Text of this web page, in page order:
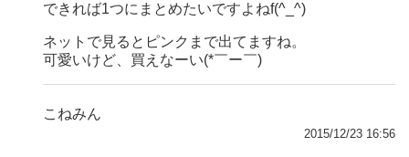
できれば1つにまとめたいですよねf(^_^)
ネットで見るとピンクまで出てますね。
可愛いけど、買えなーい(*￣ー￣)
こねみん
2015/12/23 16:56